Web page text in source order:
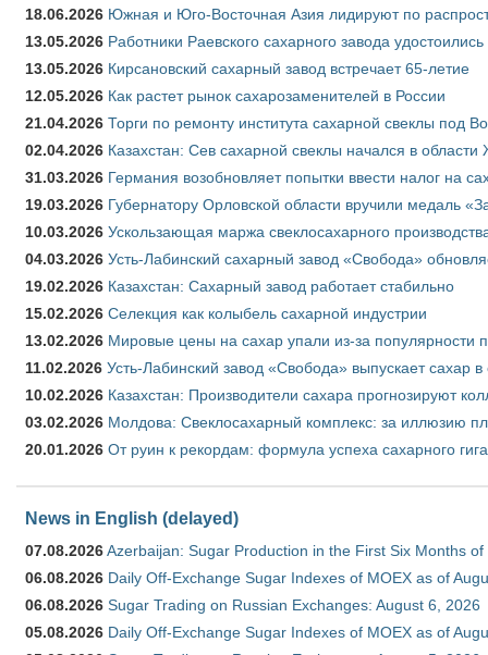
18.06.2026 Южная и Юго-Восточная Азия лидируют по
13.05.2026 Работники Раевского сахарного завода удостоились
13.05.2026 Кирсановский сахарный завод встречает 65-летие
12.05.2026 Как растет рынок сахарозаменителей в России
21.04.2026 Торги по ремонту института сахарной свеклы под
02.04.2026 Казахстан: Сев сахарной свеклы начался в области
31.03.2026 Германия возобновляет попытки ввести налог на
19.03.2026 Губернатору Орловской области вручили медаль
10.03.2026 Ускользающая маржа свеклосахарного
04.03.2026 Усть-Лабинский сахарный завод «Свобода»
19.02.2026 Казахстан: Сахарный завод работает стабильно
15.02.2026 Селекция как колыбель сахарной индустрии
13.02.2026 Мировые цены на сахар упали из-за популярности
11.02.2026 Усть-Лабинский завод «Свобода» выпускает сахар в
10.02.2026 Казахстан: Производители сахара прогнозируют
03.02.2026 Молдова: Свеклосахарный комплекс: за иллюзию
20.01.2026 От руин к рекордам: формула успеха сахарного
News in English (delayed)
07.08.2026Azerbaijan: Sugar Production in the First Six Months of
06.08.2026 Daily Off-Exchange Sugar Indexes of MOEX as of
06.08.2026 Sugar Trading on Russian Exchanges: August 6, 2026
05.08.2026 Daily Off-Exchange Sugar Indexes of MOEX as of